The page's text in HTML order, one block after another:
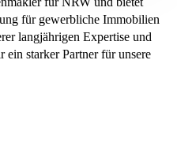
für gewerbliche Immobilien
langjährigen Expertise und
starker Partner für unsere